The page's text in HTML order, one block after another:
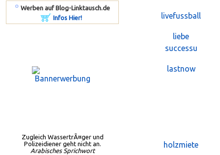
º Werben auf Blog-Linktausch.de
Infos Hier!
Zugleich WassertrÃ¤ger und
Polizeidiener geht nicht an.
Arabisches Sprichwort
livefussball
liebe
successu
lastnow
holzmiete